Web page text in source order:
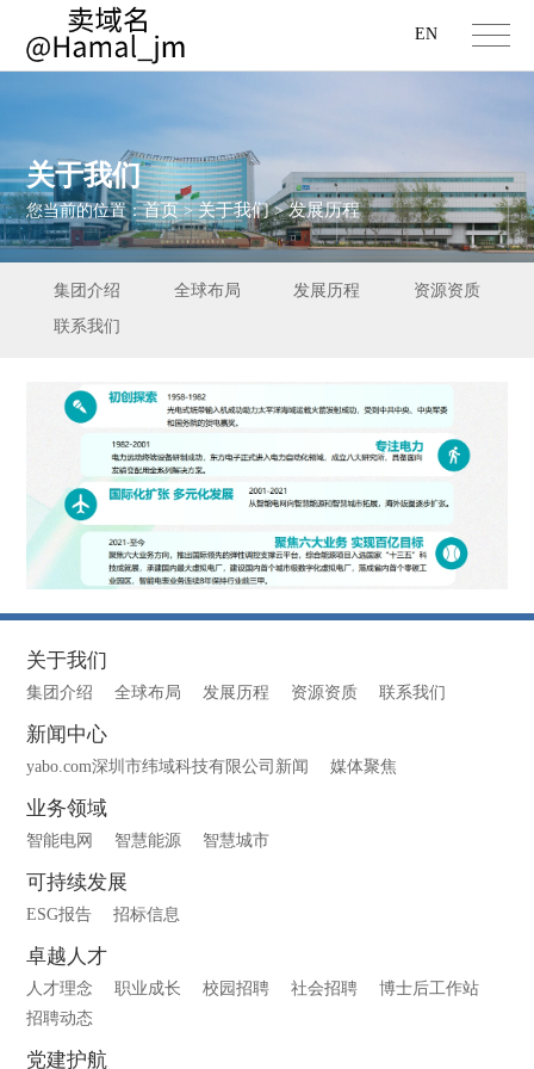
EN
关于我们
您当前的位置：首页>关于我们>发展历程
集团介绍 全球布局 发展历程
资源资质
联系我们
关于我们
集团介绍 全球布局 发展历程 资源资质 联系我们
新闻中心
yabo.com深圳市纬域科技有限公司新闻 媒体聚焦
业务领域
智能电网 智慧能源 智慧城市
可持续发展
ESG报告 招标信息
卓越人才
人才理念 职业成长 校园招聘 社会招聘
博士后工作站
招聘动态
党建护航